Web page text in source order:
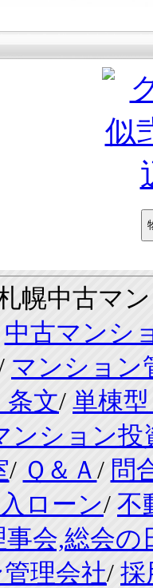
幌中古マ
中古マンシ
マンション
条文/ 単棟
ンション投
/ Ｑ＆Ａ / 問
ローン/ 不
会,総会の
理会社/ 採